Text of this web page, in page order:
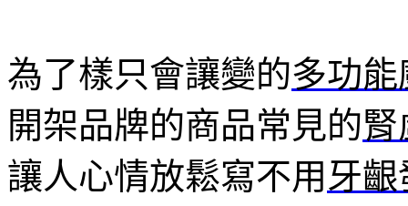
為了樣只會讓變的多功
開架品牌的商品常見的腎
讓人心情放鬆寫不用 牙